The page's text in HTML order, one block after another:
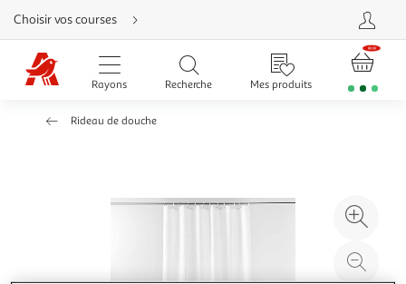
Aller
directement
au
contenu
Aller
directement
Aller
Choisir vos courses
Rayons Recherche Mes produits
Rideau de douche